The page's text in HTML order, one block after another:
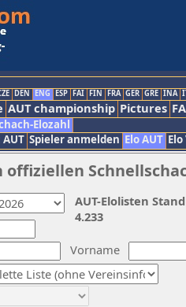
DEN ENG ESP FAI FIN FRA GER GRE INA
AUT championship Pictures
Elozahl
Spieler anmelden Elo AUT
Vorname
AUT-Elolisten
4.233